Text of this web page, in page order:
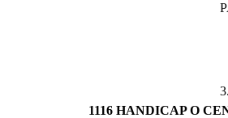
1116 HANDICAP O